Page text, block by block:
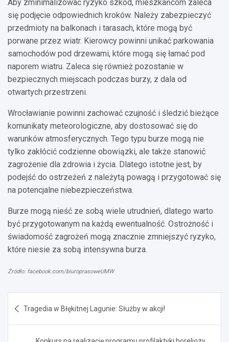
Aby zminimalizować ryzyko szkód, mieszkańcom zaleca
się podjęcie odpowiednich kroków. Należy zabezpieczyć
przedmioty na balkonach i tarasach, które mogą być
porwane przez wiatr. Kierowcy powinni unikać parkowania
samochodów pod drzewami, które mogą się łamać pod
naporem wiatru. Zaleca się również pozostanie w
bezpiecznych miejscach podczas burzy, z dala od
otwartych przestrzeni.
Wrocławianie powinni zachować czujność i śledzić bieżące
komunikaty meteorologiczne, aby dostosować się do
warunków atmosferycznych. Tego typu burze mogą nie
tylko zakłócić codzienne obowiązki, ale także stanowić
zagrożenie dla zdrowia i życia. Dlatego istotne jest, by
podejść do ostrzeżeń z należytą powagą i przygotować się
na potencjalne niebezpieczeństwa.
Burze mogą nieść ze sobą wiele utrudnień, dlatego warto
być przygotowanym na każdą ewentualność. Ostrożność i
świadomość zagrożeń mogą znacznie zmniejszyć ryzyko,
które niesie za sobą intensywna burza.
Źródło: facebook.com/biuroprasoweUMW
wpisu
Tragedia w Błękitnej Lagunie: Służby w akcji!